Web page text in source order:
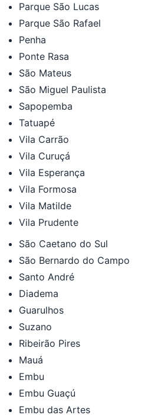
Parque São Lucas
Parque São Rafael
Penha
Ponte Rasa
São Mateus
São Miguel Paulista
Sapopemba
Tatuapé
Vila Carrão
Vila Curuçá
Vila Esperança
Vila Formosa
Vila Matilde
Vila Prudente
São Caetano do Sul
São Bernardo do Campo
Santo André
Diadema
Guarulhos
Suzano
Ribeirão Pires
Mauá
Embu
Embu Guaçú
Embu das Artes